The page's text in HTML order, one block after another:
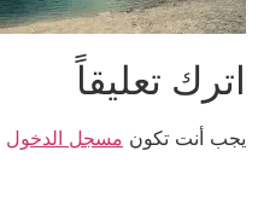
اترك تعليقاً
يجب أنت تكون مسجل الدخول